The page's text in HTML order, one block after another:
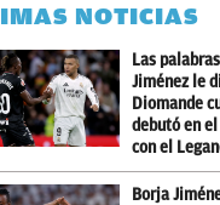
NOTICIAS
Las
Jiménez le
Diomande
debutó en
con el
Borja